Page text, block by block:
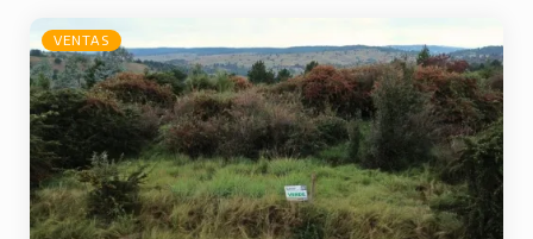
VENTAS